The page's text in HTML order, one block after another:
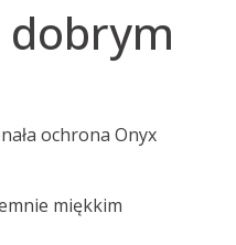
dobrym
ochrona Onyx
miękkim